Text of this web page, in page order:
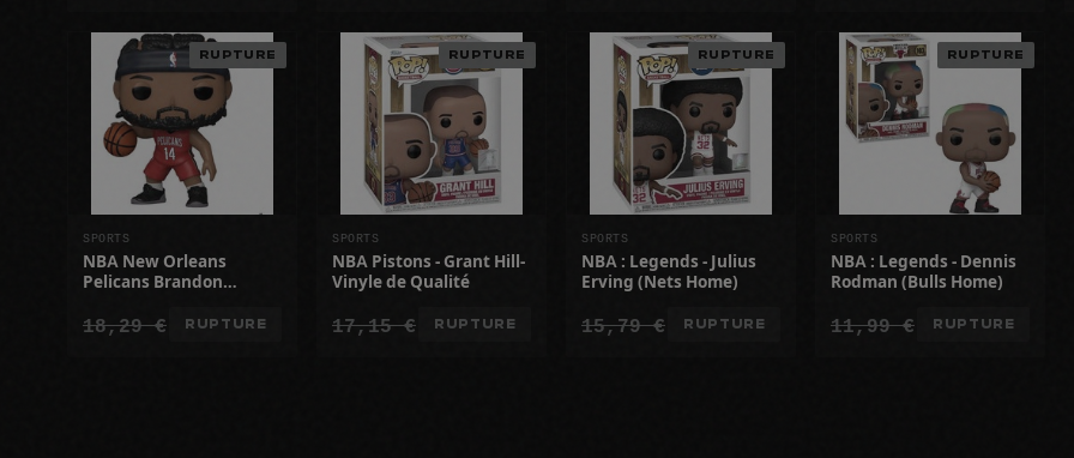
RUPTURE
SPORTS
NBA New Orleans
Pelicans Brandon
18,29 € RUPTURE
RUPTURE
SPORTS
NBA Pistons - Grant Hill-
Vinyle de Qualité
17,15 € RUPTURE
RUPTURE
SPORTS
NBA : Legends - Julius
Erving​ (Nets Home)
15,79 € RUPTURE
RUPTURE
SPORTS
NBA : Legends - Dennis
Rodman​​ (Bulls Home)
11,99 € RUPTURE